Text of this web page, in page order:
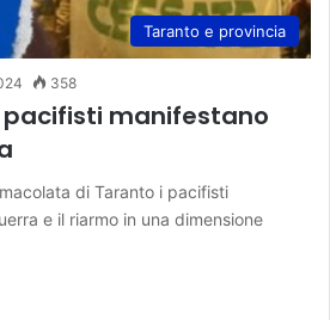
Taranto e provincia
358
pacifisti manifestano
di Taranto i pacifisti
e il riarmo in una dimensione